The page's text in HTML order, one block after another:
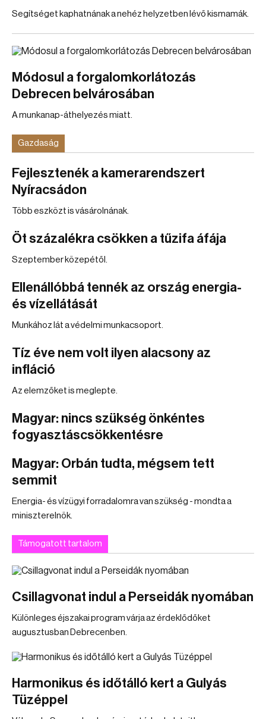
Segítséget kaphatnának a nehéz helyzetben lévő kismamák.
Módosul a forgalomkorlátozás
Debrecen belvárosában
A munkanap-áthelyezés miatt.
Gazdaság
Fejlesztenék a kamerarendszert
Nyíracsádon
Több eszközt is vásárolnának.
Öt százalékra csökken a tűzifa áfája
Szeptember közepétől.
Ellenállóbbá tennék az ország energia-
és vízellátását
Munkához lát a védelmi munkacsoport.
Tíz éve nem volt ilyen alacsony az
infláció
Az elemzőket is meglepte.
Magyar: nincs szükség önkéntes
fogyasztáscsökkentésre
Magyar: Orbán tudta, mégsem tett
semmit
Energia- és vízügyi forradalomra van szükség - mondta a
miniszterelnök.
Támogatott tartalom
Csillagvonat indul a Perseidák nyomában
Különleges éjszakai program várja az érdeklődőket
augusztusban Debrecenben.
Harmonikus és időtálló kert a Gulyás
Tüzéppel